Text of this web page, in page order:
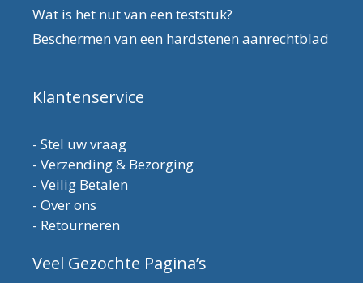
Wat is het nut van een teststuk?
Beschermen van een hardstenen aanrechtblad
Klantenservice
- Stel uw vraag
- Verzending & Bezorging
- Veilig Betalen
- Over ons
- Retourneren
Veel Gezochte Pagina’s